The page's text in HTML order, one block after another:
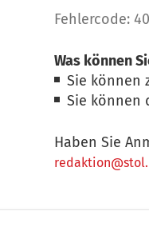
Fehlercode:
Was können
Sie können
Sie können
Haben Sie